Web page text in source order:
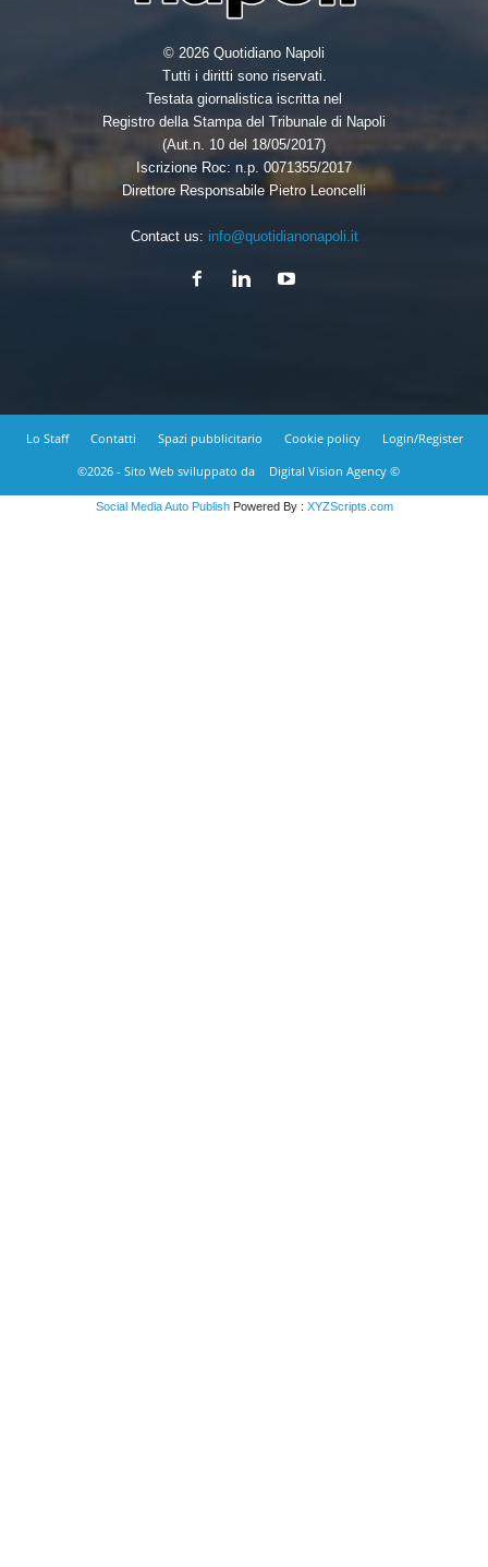
© 2026 Quotidiano Napoli
Tutti i diritti sono riservati.
Testata giornalistica iscritta nel
Registro della Stampa del Tribunale di Napoli
(Aut.n. 10 del 18/05/2017)
Iscrizione Roc: n.p. 0071355/2017
Direttore Responsabile Pietro Leoncelli
Contact us: info@quotidianonapoli.it
Lo Staff Contatti Spazi pubblicitario Cookie policy
Login/Register
©2026 - Sito Web sviluppato da
Digital Vision Agency ©
Social Media Auto PublishPowered By : XYZScripts.com